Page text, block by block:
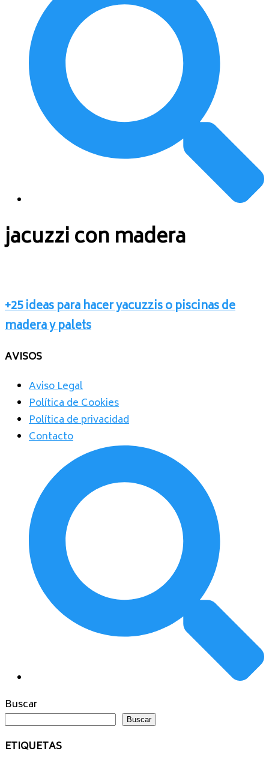
jacuzzi con madera
+25 ideas para hacer yacuzzis o piscinas de
madera y palets
AVISOS
Aviso Legal
Política de Cookies
Política de privacidad
Contacto
Buscar
Buscar
ETIQUETAS